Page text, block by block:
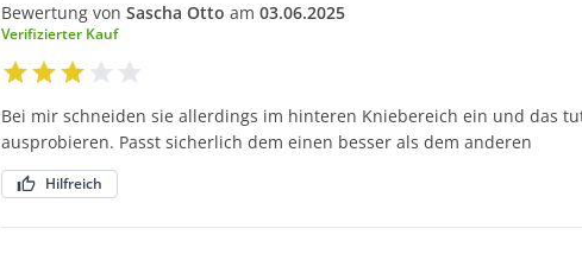
Bewertung von Sascha Otto am 03.06.2025
Verifizierter Kauf
Bei mir schneiden sie allerdings im hinteren Kniebereich ein und das
ausprobieren. Passt sicherlich dem einen besser als dem anderen
Hilfreich